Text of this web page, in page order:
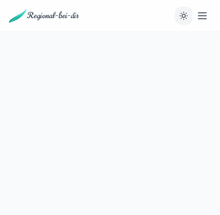
Regional-bei-dir